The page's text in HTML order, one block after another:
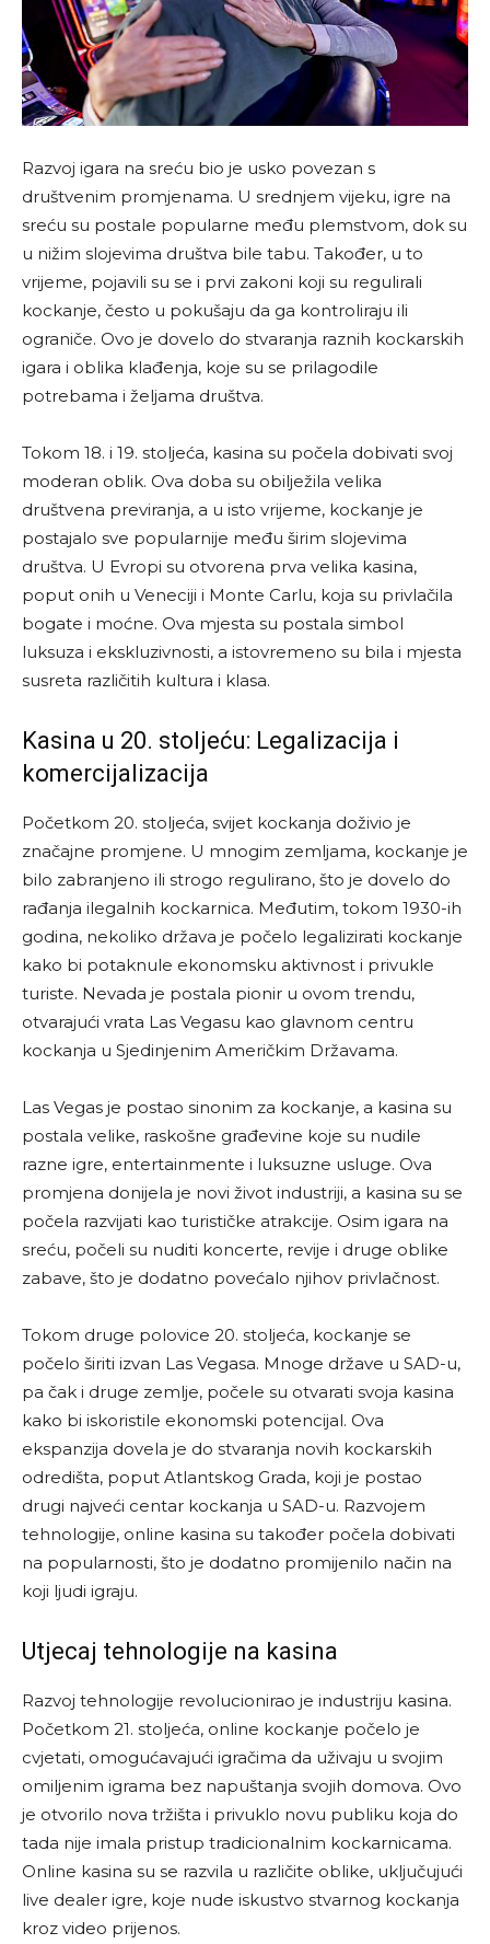
Razvoj igara na sreću bio je usko povezan s
društvenim promjenama. U srednjem vijeku, igre na
sreću su postale popularne među plemstvom, dok su
u nižim slojevima društva bile tabu. Također, u to
vrijeme, pojavili su se i prvi zakoni koji su regulirali
kockanje, često u pokušaju da ga kontroliraju ili
ograniče. Ovo je dovelo do stvaranja raznih kockarskih
igara i oblika klađenja, koje su se prilagodile
potrebama i željama društva.
Tokom 18. i 19. stoljeća, kasina su počela dobivati svoj
moderan oblik. Ova doba su obilježila velika
društvena previranja, a u isto vrijeme, kockanje je
postajalo sve popularnije među širim slojevima
društva. U Evropi su otvorena prva velika kasina,
poput onih u Veneciji i Monte Carlu, koja su privlačila
bogate i moćne. Ova mjesta su postala simbol
luksuza i ekskluzivnosti, a istovremeno su bila i mjesta
susreta različitih kultura i klasa.
Kasina u 20. stoljeću: Legalizacija i
komercijalizacija
Početkom 20. stoljeća, svijet kockanja doživio je
značajne promjene. U mnogim zemljama, kockanje je
bilo zabranjeno ili strogo regulirano, što je dovelo do
rađanja ilegalnih kockarnica. Međutim, tokom 1930-ih
godina, nekoliko država je počelo legalizirati kockanje
kako bi potaknule ekonomsku aktivnost i privukle
turiste. Nevada je postala pionir u ovom trendu,
otvarajući vrata Las Vegasu kao glavnom centru
kockanja u Sjedinjenim Američkim Državama.
Las Vegas je postao sinonim za kockanje, a kasina su
postala velike, raskošne građevine koje su nudile
razne igre, entertainmente i luksuzne usluge. Ova
promjena donijela je novi život industriji, a kasina su se
počela razvijati kao turističke atrakcije. Osim igara na
sreću, počeli su nuditi koncerte, revije i druge oblike
zabave, što je dodatno povećalo njihov privlačnost.
Tokom druge polovice 20. stoljeća, kockanje se
počelo širiti izvan Las Vegasa. Mnoge države u SAD-u,
pa čak i druge zemlje, počele su otvarati svoja kasina
kako bi iskoristile ekonomski potencijal. Ova
ekspanzija dovela je do stvaranja novih kockarskih
odredišta, poput Atlantskog Grada, koji je postao
drugi najveći centar kockanja u SAD-u. Razvojem
tehnologije, online kasina su također počela dobivati
na popularnosti, što je dodatno promijenilo način na
koji ljudi igraju.
Utjecaj tehnologije na kasina
Razvoj tehnologije revolucionirao je industriju kasina.
Početkom 21. stoljeća, online kockanje počelo je
cvjetati, omogućavajući igračima da uživaju u svojim
omiljenim igrama bez napuštanja svojih domova. Ovo
je otvorilo nova tržišta i privuklo novu publiku koja do
tada nije imala pristup tradicionalnim kockarnicama.
Online kasina su se razvila u različite oblike, uključujući
live dealer igre, koje nude iskustvo stvarnog kockanja
kroz video prijenos.